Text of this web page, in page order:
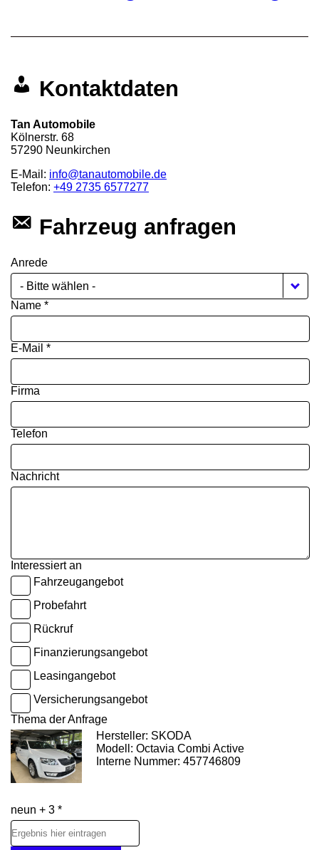
Kontaktdaten
Tan Automobile
Kölnerstr. 68
57290 Neunkirchen
E-Mail: info@tanautomobile.de
Telefon: +49 2735 6577277
Fahrzeug anfragen
Anrede
- Bitte wählen -
Name *
E-Mail *
Firma
Telefon
Nachricht
Interessiert an
Fahrzeugangebot
Probefahrt
Rückruf
Finanzierungsangebot
Leasingangebot
Versicherungsangebot
Thema der Anfrage
Hersteller: SKODA
Modell: Octavia Combi Active
Interne Nummer: 457746809
neun + 3 *